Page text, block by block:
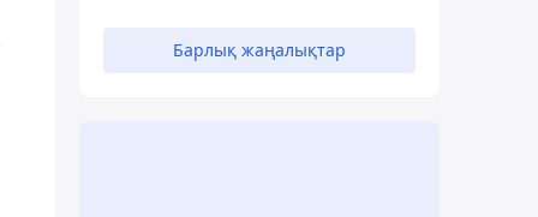
Барлық жаңалықтар